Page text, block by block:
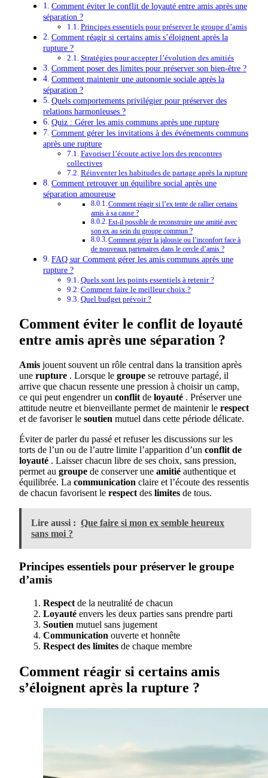
Comment éviter le conflit de loyauté entre amis après une
séparation ?
Principes essentiels pour préserver le groupe d’amis
Comment réagir si certains amis s’éloignent après la
rupture ?
Stratégies pour accepter l’évolution des amitiés
Comment poser des limites pour préserver son bien-être ?
Comment maintenir une autonomie sociale après la
séparation ?
Quels comportements privilégier pour préserver des
relations harmonieuses ?
Quiz : Gérer les amis communs après une rupture
Comment gérer les invitations à des événements communs
après une rupture
Favoriser l’écoute active lors des rencontres
collectives
Réinventer les habitudes de partage après la rupture
Comment retrouver un équilibre social après une
séparation amoureuse
Comment réagir si l’ex tente de rallier certains
amis à sa cause ?
Est-il possible de reconstruire une amitié avec
son ex au sein du groupe commun ?
Comment gérer la jalousie ou l’inconfort face à
de nouveaux partenaires dans le cercle d’amis ?
FAQ sur Comment gérer les amis communs après une
rupture ?
Quels sont les points essentiels à retenir ?
Comment faire le meilleur choix ?
Quel budget prévoir ?
Comment éviter le conflit de loyauté
entre amis après une séparation ?
Amis jouent souvent un rôle central dans la transition après
une rupture . Lorsque le groupe se retrouve partagé, il
arrive que chacun ressente une pression à choisir un camp,
ce qui peut engendrer un conflitde loyauté . Préserver une
attitude neutre et bienveillante permet de maintenir le respect
et de favoriser le soutien mutuel dans cette période délicate.
Éviter de parler du passé et refuser les discussions sur les
torts de l’un ou de l’autre limite l’apparition d’un conflit de
loyauté . Laisser chacun libre de ses choix, sans pression,
permet au groupe de conserver une amitié authentique et
équilibrée. La communication claire et l’écoute des ressentis
de chacun favorisent le respectdes limites de tous.
Lire aussi : Que faire si mon ex semble heureux
sans moi ?
Principes essentiels pour préserver le groupe
d’amis
Respect de la neutralité de chacun
Loyauté envers les deux parties sans prendre parti
Soutien mutuel sans jugement
Communication ouverte et honnête
Respect des limites de chaque membre
Comment réagir si certains amis
s’éloignent après la rupture ?